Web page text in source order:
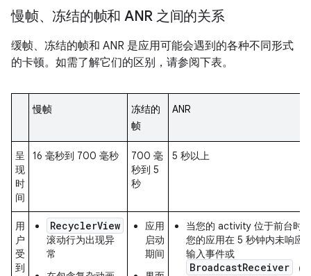
慢帧、冻结的帧和 ANR 之间的关系
缓帧、冻结的帧和 ANR 是应用可能会遇到的各种不同形式
的卡顿。如需了解它们的区别，请参阅下表。
慢帧
冻结的
帧
ANR
呈
现
时
间
16 毫秒到 700 毫秒
700 毫
秒到 5
秒
5 秒以上
用
户
受
到
RecyclerView
滚动行为出现异
常
应用
启动
期间
当您的 activity 位于前台时
您的应用在 5 秒钟内未响应
输入事件或
BroadcastReceiver
（